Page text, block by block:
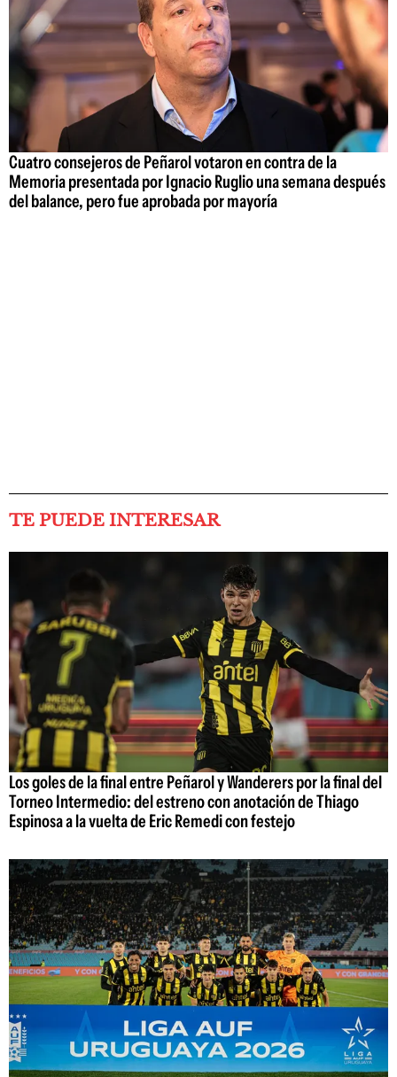
Cuatro consejeros de Peñarol votaron en contra de la
Memoria presentada por Ignacio Ruglio una semana después
del balance, pero fue aprobada por mayoría
TE PUEDE INTERESAR
Los goles de la final entre Peñarol y Wanderers por la final del
Torneo Intermedio: del estreno con anotación de Thiago
Espinosa a la vuelta de Eric Remedi con festejo